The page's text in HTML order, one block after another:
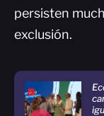
persisten
exclusión.